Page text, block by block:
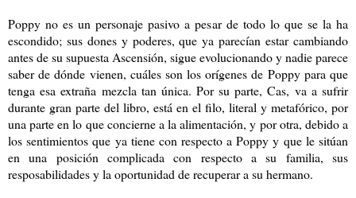
Poppy no es un personaje pasivo a pesar de todo lo que se la ha
escondido; sus dones y poderes, que ya parecían estar cambiando
antes de su supuesta Ascensión, sigue evolucionando y nadie parece
saber de dónde vienen, cuáles son los orígenes de Poppy para que
tenga esa extraña mezcla tan única. Por su parte, Cas, va a sufrir
durante gran parte del libro, está en el filo, literal y metafórico, por
una parte en lo que concierne a la alimentación, y por otra, debido a
los sentimientos que ya tiene con respecto a Poppy y que le sitúan
en una posición complicada con respecto a su familia, sus
resposabilidades y la oportunidad de recuperar a su hermano.